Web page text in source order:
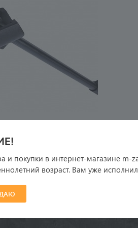
и покупки в интернет-магазине m-
возраст. Вам уже
и оплата
конфиденциальности